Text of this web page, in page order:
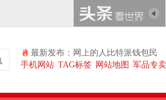
最新发布：网上的人比特派钱包民
日报
手机网站 TAG标签 网站地图 军品专卖